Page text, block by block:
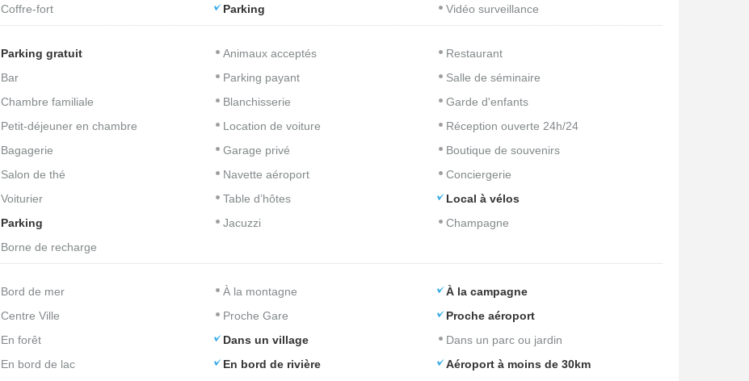
Coffre-fort
Parking Vidéo surveillance
Parking gratuit Animaux acceptés
Restaurant
Bar
Parking payant
Salle de séminaire
Chambre familiale
Blanchisserie
Garde d'enfants
Petit-déjeuner en chambre
Location de voiture
Réception ouverte 24h/24
Bagagerie
Garage privé
Boutique de souvenirs
Salon de thé
Navette aéroport
Conciergerie
Voiturier
Table d’hôtes
Local à vélos
Parking
Jacuzzi
Champagne
Borne de recharge
Bord de mer À la montagne
À la campagne
Centre Ville
Proche Gare
Proche aéroport
En forêt
Dans un village
Dans un parc ou jardin
En bord de lac
En bord de rivière Aéroport à moins de 30km